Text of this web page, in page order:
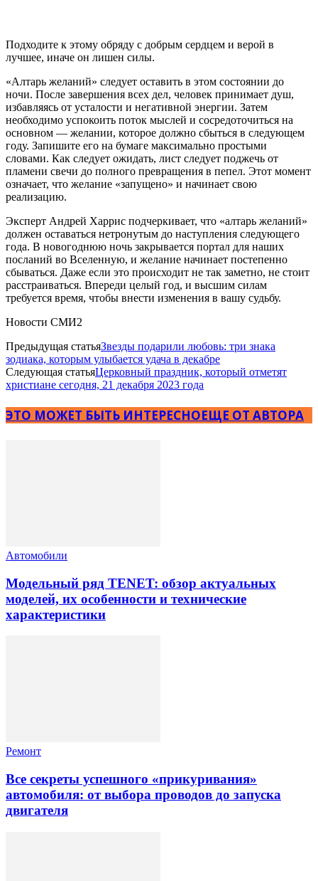
Подходите к этому обряду с добрым сердцем и верой в
лучшее, иначе он лишен силы.
«Алтарь желаний» следует оставить в этом состоянии до
ночи. После завершения всех дел, человек принимает душ,
избавляясь от усталости и негативной энергии. Затем
необходимо успокоить поток мыслей и сосредоточиться на
основном — желании, которое должно сбыться в следующем
году. Запишите его на бумаге максимально простыми
словами. Как следует ожидать, лист следует поджечь от
пламени свечи до полного превращения в пепел. Этот момент
означает, что желание «запущено» и начинает свою
реализацию.
Эксперт Андрей Харрис подчеркивает, что «алтарь желаний»
должен оставаться нетронутым до наступления следующего
года. В новогоднюю ночь закрывается портал для наших
посланий во Вселенную, и желание начинает постепенно
сбываться. Даже если это происходит не так заметно, не стоит
расстраиваться. Впереди целый год, и высшим силам
требуется время, чтобы внести изменения в вашу судьбу.
Новости СМИ2
Предыдущая статьяЗвезды подарили любовь: три знака
зодиака, которым улыбается удача в декабре
Следующая статьяЦерковный праздник, который отметят
христиане сегодня, 21 декабря 2023 года
ЭТО МОЖЕТ БЫТЬ ИНТЕРЕСНОЕЩЕ ОТ АВТОРА
Автомобили
Модельный ряд TENET: обзор актуальных
моделей, их особенности и технические
характеристики
Ремонт
Все секреты успешного «прикуривания»
автомобиля: от выбора проводов до запуска
двигателя